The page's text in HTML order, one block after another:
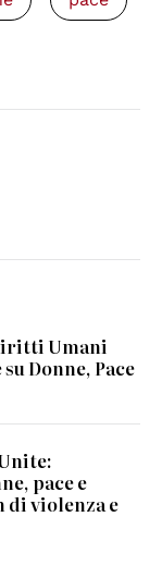
Umani
Donne, Pace
pace e
di violenza e